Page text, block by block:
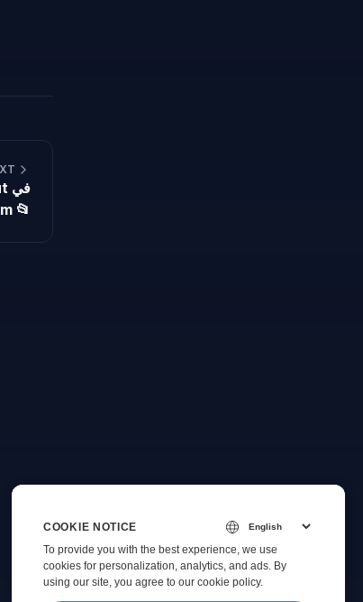
📂
COOKIE NOTICE
To provide you with the best experience, we use
cookies for personalization, analytics, and ads. By
using our site, you agree to our cookie policy.